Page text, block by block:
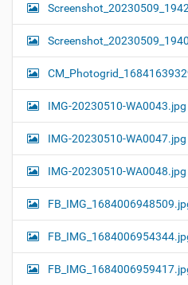
IMG-20230510-WA0043.jpg
IMG-20230510-WA0047.jpg
IMG-20230510-WA0048.jpg